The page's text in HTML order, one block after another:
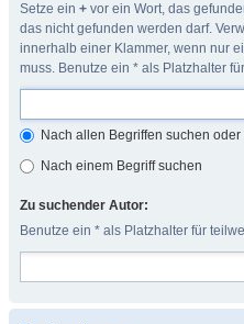
Setze ein + vor ein Wort, das
das nicht gefunden werden darf.
innerhalb einer Klammer, wenn nur
muss. Benutze ein * als Platzhalter
Nach allen Begriffen suchen
Nach einem Begriff suchen
Zu suchender Autor:
Benutze ein * als Platzhalter für